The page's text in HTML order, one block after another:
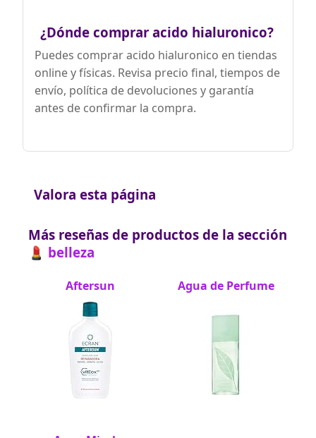
¿Dónde comprar acido hialuronico?
Puedes comprar acido hialuronico en tiendas
online y físicas. Revisa precio final, tiempos de
envío, política de devoluciones y garantía
antes de confirmar la compra.
Valora esta página
Más reseñas de productos de la sección
💄 belleza
Aftersun Agua de Perfume